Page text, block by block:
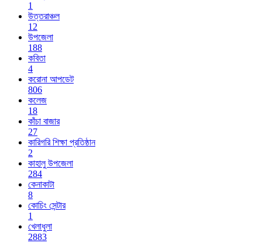
1
উত্তরাঞ্চল
12
উপজেলা
188
কবিতা
4
করোনা আপডেট
806
কলেজ
18
কাঁচা বাজার
27
কারিগরি শিক্ষা প্রতিষ্ঠান
2
কাহালু উপজেলা
284
কেনাকাটা
8
কোচিং সেন্টার
1
খেলাধুলা
2883